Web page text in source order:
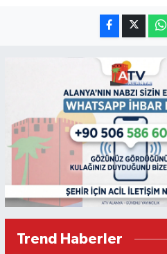
Trend Haberler